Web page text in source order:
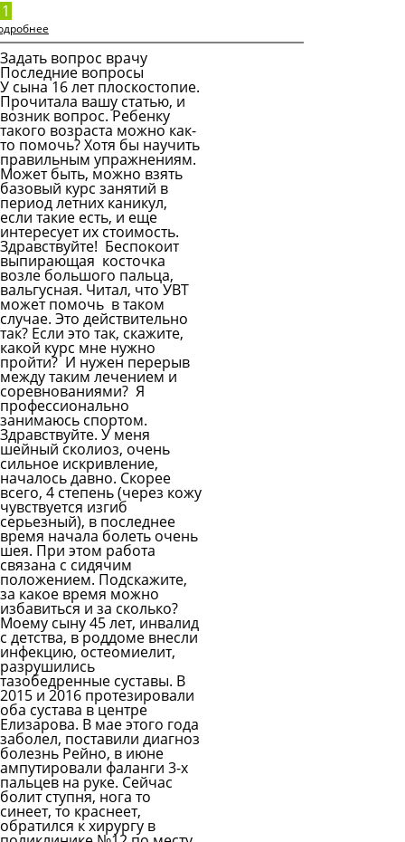
1
Задать вопрос врачу
Последние вопросы
У сына 16 лет плоскостопие.
Прочитала вашу статью, и
возник вопрос. Ребенку
такого возраста можно как-
то помочь? Хотя бы научить
правильным упражнениям.
Может быть, можно взять
базовый курс занятий в
период летних каникул,
если такие есть, и еще
интересует их стоимость.
Здравствуйте! Беспокоит
выпирающая косточка
возле большого пальца,
вальгусная. Читал, что УВТ
может помочь в таком
случае. Это действительно
так? Если это так, скажите,
какой курс мне нужно
пройти? И нужен перерыв
между таким лечением и
соревнованиями? Я
профессионально
занимаюсь спортом.
Здравствуйте. У меня
шейный сколиоз, очень
сильное искривление,
началось давно. Скорее
всего, 4 степень (через кожу
чувствуется изгиб
серьезный), в последнее
время начала болеть очень
шея. При этом работа
связана с сидячим
положением. Подскажите,
за какое время можно
избавиться и за сколько?
Моему сыну 45 лет, инвалид
с детства, в роддоме внесли
инфекцию, остеомиелит,
разрушились
тазобедренные суставы. В
2015 и 2016 протезировали
оба сустава в центре
Елизарова. В мае этого года
заболел, поставили диагноз
болезнь Рейно, в июне
ампутировали фаланги 3-х
пальцев на руке. Сейчас
болит ступня, нога то
синеет, то краснеет,
обратился к хирургу в